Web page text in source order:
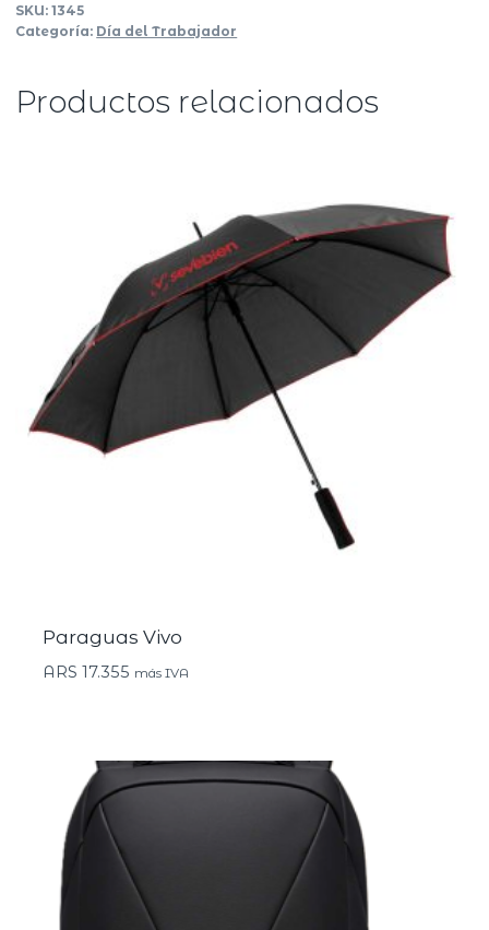
SKU:1345
Categoría: Día del Trabajador
Productos relacionados
Paraguas Vivo
ARS 17.355 más IVA